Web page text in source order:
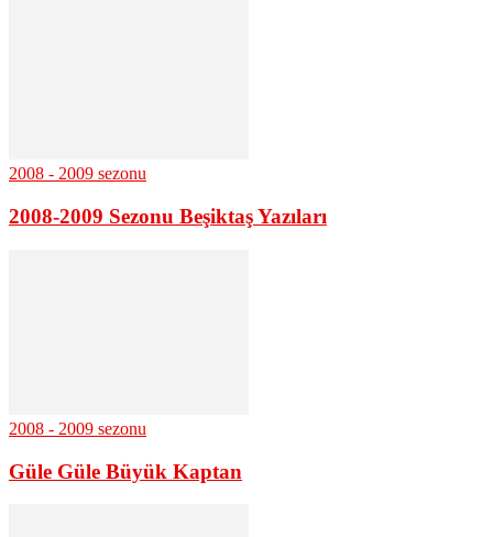
2008 - 2009 sezonu
2008-2009 Sezonu Beşiktaş Yazıları
2008 - 2009 sezonu
Güle Güle Büyük Kaptan